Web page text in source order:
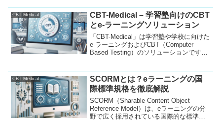
PBTの違い、LMSの具体的...
CBT-Medical
CBT-Medical – 学習塾向けのCBT
とe-ラーニングソリューション
「CBT-Medical」は学習塾や学校に向けた
e-ラーニングおよびCBT（Computer
Based Testing）のソリューションです。
タベース化、結果の確認機能など、試験
運営を効率化する多機能を提供していま
す。教育現場で試験のオンライン化やデ
ジタル化が進む中、「CBT-Medical」はそ
のニーズに応える最適なツールとして学
習塾や学校の試験業務を強力にサポート
CBT-Medical
SCORMとは？eラーニングの国
際標準規格を徹底解説
SCORM（Sharable Content Object
Reference Model）は、eラーニングの分
野で広く採用されている国際的な標準規